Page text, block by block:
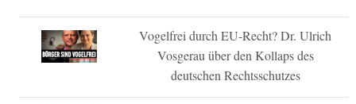
Vogelfrei durch EU-Recht? Dr. Ulrich
Vosgerau über den Kollaps des
deutschen Rechtsschutzes